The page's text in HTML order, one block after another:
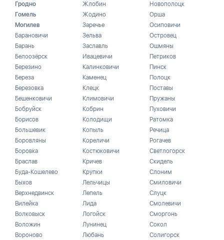
Гродно
Гомель
Могилев
Барановичи
Барань
Белоозёрск
Березино
Береза
Березовка
Бешенковичи
Бобруйск
Борисов
Большевик
Боровляны
Боровка
Браслав
Буда-Кошелево
Быхов
Верхнедвинск
Вилейка
Волковыск
Воложин
Вороново
Жлобин
Жодино
Заречье
Зельва
Заславль
Ивацевичи
Калинковичи
Каменец
Клецк
Климовичи
Кобрин
Колодищи
Копыль
Кореличи
Костюковичи
Кричев
Крупки
Лельчицы
Лепель
Лида
Логойск
Лунинец
Любань
Новополоцк
Орша
Осиповичи
Островец
Ошмяны
Петриков
Пинск
Полоцк
Поставы
Пружаны
Пуховичи
Ратомка
Речица
Рогачев
Светлогорск
Скидель
Слоним
Смиловичи
Слуцк
Смолевичи
Сморгонь
Сокол
Солигорск